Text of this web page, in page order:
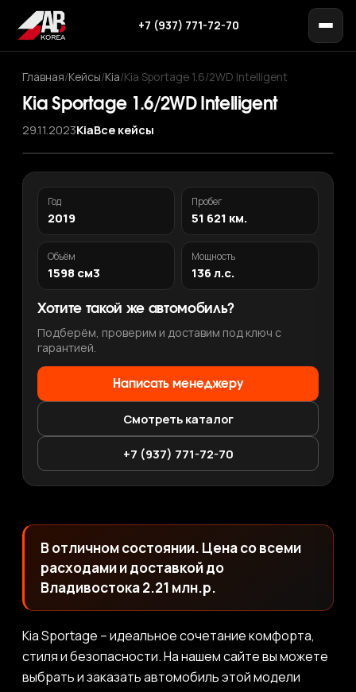
+7 (937) 771-72-70
Главная/Кейсы/Kia/Kia Sportage 1.6/2WD Intelligent
Kia Sportage 1.6/2WD Intelligent
29.11.2023KiaВсе кейсы
Год
2019
Пробег
51 621 км.
Объём
1598 см3
Мощность
136 л.с.
Хотите такой же автомобиль?
Подберём, проверим и доставим под ключ с
гарантией.
Написать менеджеру
Смотреть каталог
+7 (937) 771-72-70
В отличном состоянии. Цена со всеми
расходами и доставкой до
Владивостока 2.21 млн.р.
Kia Sportage – идеальное сочетание комфорта,
стиля и безопасности. На нашем сайте вы можете
выбрать и заказать автомобиль этой модели